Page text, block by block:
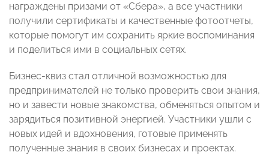
награждены призами от «Сбера», а все участники
получили сертификаты и качественные фотоотчеты,
которые помогут им сохранить яркие воспоминания
и поделиться ими в социальных сетях.
Бизнес-квиз стал отличной возможностью для
предпринимателей не только проверить свои знания,
но и завести новые знакомства, обменяться опытом и
зарядиться позитивной энергией. Участники ушли с
новых идей и вдохновения, готовые применять
полученные знания в своих бизнесах и проектах.